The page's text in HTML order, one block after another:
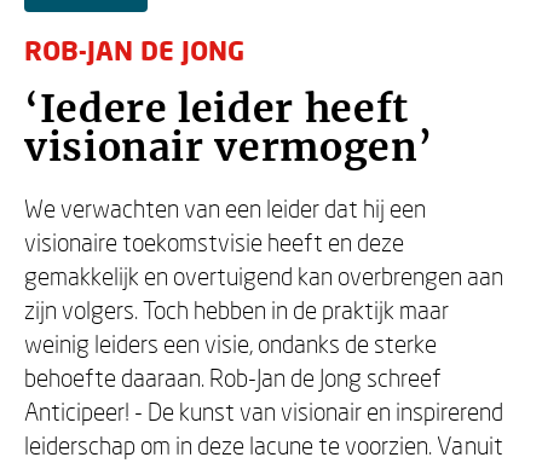
ROB-JAN DE JONG
‘Iedere leider heeft
visionair vermogen’
We verwachten van een leider dat hij een
visionaire toekomstvisie heeft en deze
gemakkelijk en overtuigend kan overbrengen aan
zijn volgers. Toch hebben in de praktijk maar
weinig leiders een visie, ondanks de sterke
behoefte daaraan. Rob-Jan de Jong schreef
Anticipeer! - De kunst van visionair en inspirerend
leiderschap om in deze lacune te voorzien. Vanuit